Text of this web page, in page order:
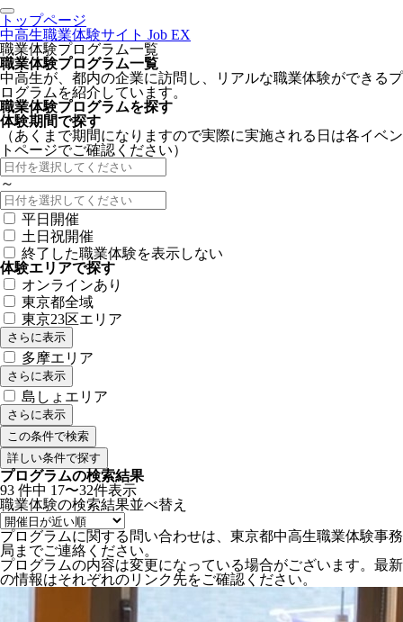
トップページ
中高生職業体験サイト Job EX
職業体験プログラム一覧
職業体験プログラム一覧
中高生が、都内の企業に訪問し、リアルな職業体験ができるプ
ログラムを紹介しています。
職業体験プログラムを探す
体験期間で探す
（あくまで期間になりますので実際に実施される日は各イベン
トページでご確認ください）
～
平日開催
土日祝開催
終了した職業体験を表示しない
体験エリアで探す
オンラインあり
東京都全域
東京23区エリア
さらに表示
多摩エリア
さらに表示
島しょエリア
さらに表示
詳しい条件で探す
プログラムの検索結果
93 件中 17〜32件表示
職業体験の検索結果並べ替え
プログラムに関する問い合わせは、東京都中高生職業体験事務
局までご連絡ください。
プログラムの内容は変更になっている場合がございます。最新
の情報はそれぞれのリンク先をご確認ください。